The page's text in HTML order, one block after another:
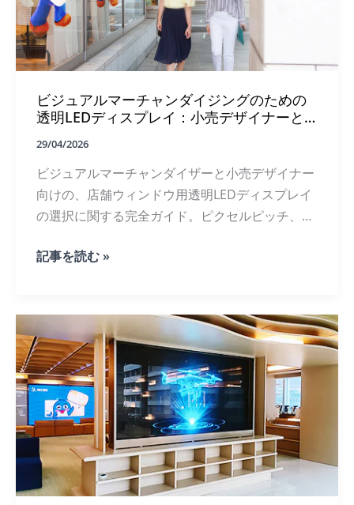
る
透
過
型
LED
ク
リ
ー
ン
デ
ィ
ー
ラ
が
知
お
く
べ
き
こ
と
ビジュアルマーチャンダイジングのための
透明LEDディスプレイ：小売デザイナーと
VMプロフェッショナルのための完全ガイド
29/04/2026
ビジュアルマーチャンダイザーと小売デザイナー
向けの、店舗ウィンドウ用透明LEDディスプレイ
の選択に関する完全ガイド。ピクセルピッチ、輝
ビ
ル
マ
ー
チ
ャ
ン
ダ
イ
ジ
ン
グ
の
た
記事を読む »